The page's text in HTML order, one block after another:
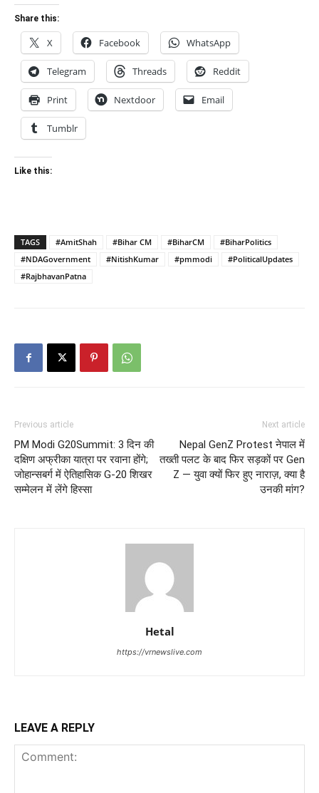
Share this:
X Facebook WhatsApp
Telegram Threads Reddit
Print Nextdoor Email
Tumblr
Like this:
TAGS #AmitShah #Bihar CM #BiharCM
#BiharPolitics
#NDAGovernment
#NitishKumar #pmmodi
#PoliticalUpdates
#RajbhavanPatna
Previous article
PM Modi G20Summit: 3 दिन की
दक्षिण अफ्रीका यात्रा पर रवाना होंगे;
जोहान्सबर्ग में ऐतिहासिक G-20 शिखर
सम्मेलन में लेंगे हिस्सा
Next article
Nepal GenZ Protest नेपाल में
तख्ती पलट के बाद फिर सड़कों पर Gen
Z — युवा क्यों फिर हुए नाराज़, क्या है
उनकी मांग?
Hetal
https://vrnewslive.com
LEAVE A REPLY